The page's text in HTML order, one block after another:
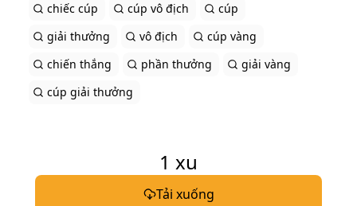
chiếc cúp
cúp vô địch
cúp
giải thưởng
vô địch
cúp vàng
chiến thắng
phần thưởng
giải vàng
cúp giải thưởng
1 xu
Tải xuống